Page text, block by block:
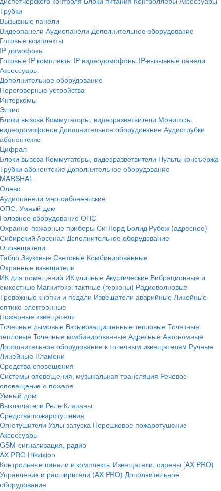
Трубки
Вызывные панели
Видеопанели Аудиопанели Дополнительное оборудование
Готовые комплекты
IP домофоны
Готовые IP комплекты IP видеодомофоны IP-вызывные панели
Аксессуары
Дополнительное оборудование
Переговорные устройства
Интеркомы
Элтис
Блоки вызова Коммутаторы, видеоразветвители Мониторы
видеодомофонов Дополнительное оборудование Аудиотрубки
абонентские
Цифрал
Блоки вызова Коммутаторы, видеоразветвители Пульты консъержа
Трубки абонентские Дополнительное оборудование
MARSHAL
Олевс
Аудиопанели многоабонентские
ОПС, Умный дом
Головное оборудование ОПС
Охранно-пожарные приборы Си-Норд Болид Рубеж (адресное)
Сибирский Арсенал Дополнительное оборудование
Оповещатели
Табло Звуковые Световые Комбинированные
Охранные извещатели
ИК для помещений ИК уличные Акустические Вибрационные и
емкостные Магнитоконтактные (герконы) Радиоволновые
Тревожные кнопки и педали Извещатели аварийные Линейные
оптико-электронные
Пожарные извещатели
Точечные дымовые Взрывозащищенные тепловые Точечные
тепловые Точечные комбинированные Адресные Автономные
Дополнительное оборудование к точечным извещателям Ручные
Линейные Пламени
Средства оповещения
Системы оповещения, музыкальная трансляция Речевое
оповещение о пожаре
Умный дом
Выключатели Реле Клапаны
Средства пожаротушения
Огнетушители Узлы запуска Порошковое пожаротушение
Аксессуары
GSM-сигнализация, радио
AX PRO Hikvision
Контрольные панели и комплекты Извещатели, сирены (AX PRO)
Управление и расширители (AX PRO) Дополнительное
оборудование